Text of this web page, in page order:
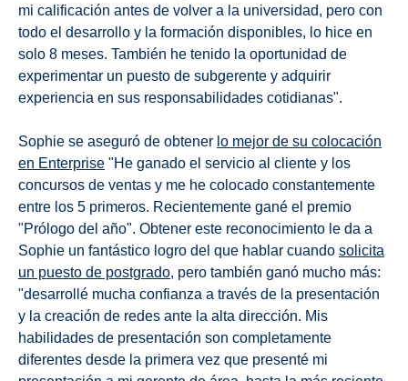
mi calificación antes de volver a la universidad, pero con
todo el desarrollo y la formación disponibles, lo hice en
solo 8 meses. También he tenido la oportunidad de
experimentar un puesto de subgerente y adquirir
experiencia en sus responsabilidades cotidianas".
Sophie se aseguró de obtener lo mejor de su colocación
en Enterprise "He ganado el servicio al cliente y los
concursos de ventas y me he colocado constantemente
entre los 5 primeros. Recientemente gané el premio
"Prólogo del año". Obtener este reconocimiento le da a
Sophie un fantástico logro del que hablar cuando solicita
un puesto de postgrado, pero también ganó mucho más:
"desarrollé mucha confianza a través de la presentación
y la creación de redes ante la alta dirección. Mis
habilidades de presentación son completamente
diferentes desde la primera vez que presenté mi